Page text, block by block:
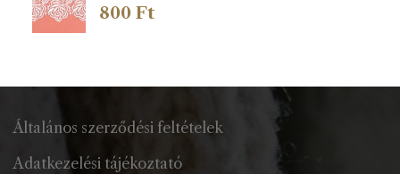
800 Ft
Általános szerződési feltételek
Adatkezelési tájékoztató